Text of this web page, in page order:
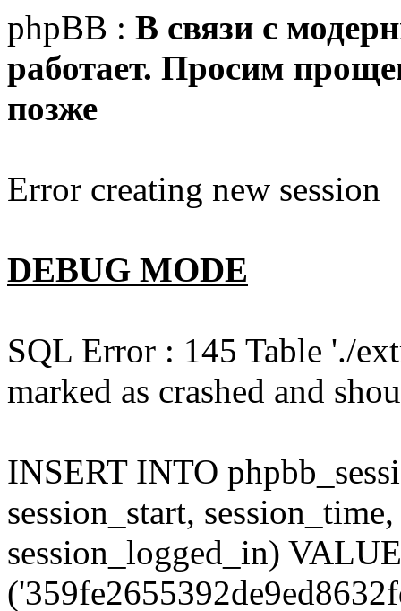
phpBB : В связи с
работает. Просим
позже
Error creating new session
DEBUG MODE
SQL Error : 145 Table './
marked as crashed and
INSERT INTO
session_start,
session_logged_in)